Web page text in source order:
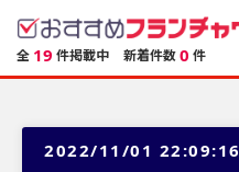
全 19 件掲載中 新着件数0 件
2022/11/01 22:09:16